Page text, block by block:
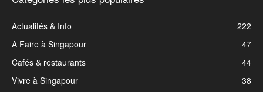
Actualités & Info
222
A Faire à Singapour
47
Cafés & restaurants
44
Vivre à Singapour
38